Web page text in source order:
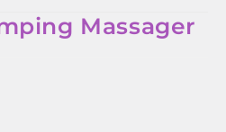
Massager